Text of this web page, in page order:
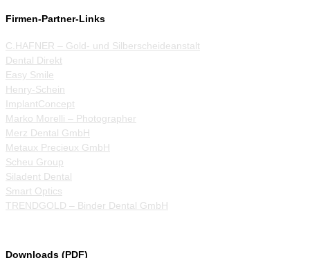
Firmen-Partner-Links
C.HAFNER – Gold- und Silberscheideanstalt
Dental Direkt
Easy Smile
Henry-Schein
ImplantConcept
Marko Morelli – Photographer
Merz Dental GmbH
Metaux Precieux GmbH
Scheu Group
Siladent Dental
Smart Optics
TRENDGOLD – Binder Dental GmbH
Downloads (PDF)